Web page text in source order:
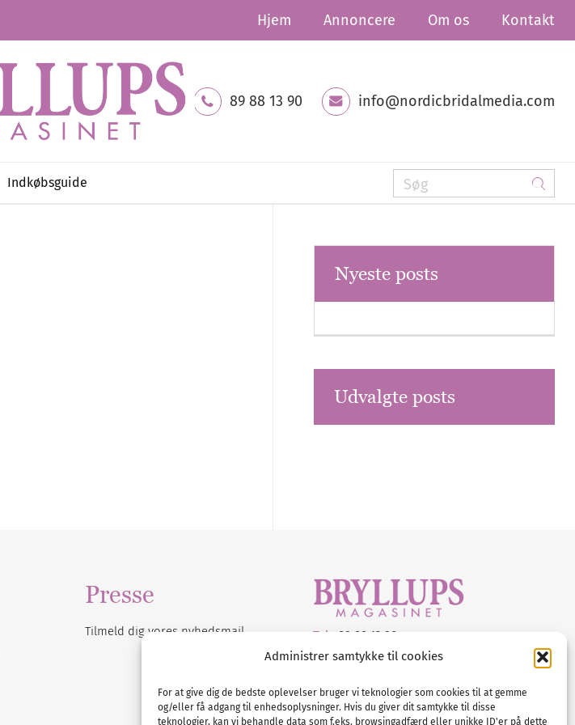
Administrer samtykke til cookies
For at give dig de bedste oplevelser bruger vi teknologier som cookies til at gemme
og/eller få adgang til enhedsoplysninger. Hvis du giver dit samtykke til disse
teknologier, kan vi behandle data som f.eks. browsingadfærd eller unikke ID'er på dette
Hjem Annoncere Om os Kontakt
89 88 13 90 info@nordicbridalmedia.com
Indkøbsguide
Nyeste posts
Udvalgte posts
Presse
Tilmeld dig vores nyhedsmail Tel :
89 88 13 90
E-post:info@nordicbridalmedia.com
© All rights reserved.
Org.nr: DK34787271